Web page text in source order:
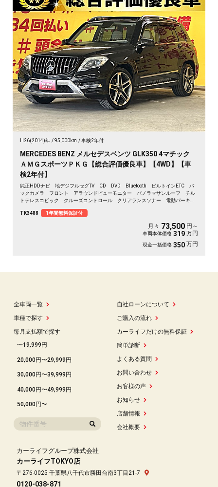
H26(2014)年 95,000km 車検2年付
MERCEDES BENZ メルセデスベンツ GLK350 4マチック
ＡＭＧスポーツＰＫＧ【総合評価優良車】【4WD】【車
検2年付】
純正HDDナビ 地デジフルセグTV CD DVD Bluetooth ビルトインETC バ
ックカメラ フロント アラウンドビューモニター パノラマサンルーフ チル
トテレスコピック クルーズコントロール クリアランスソナー 電動パーキン
ドルシフト リア電動サンシェード ステアリングアシスト レーンキープアシ
スト ウィンカー付き電動格納ミラー 純正エアサス ステアリングスイッチ
オートライト LEDヘッドライト オートエアコン デュアルエアコン 純正
TK3488 1年間無料保証付
月々 73,500 円～
車両本体価格 319 万円
現金一括価格 350 万円
全車両一覧
車種で探す
毎月支払額で探す
〜19,999円
20,000円〜29,999円
30,000円〜39,999円
40,000円〜49,999円
50,000円〜
自社ローンについて
ご購入の流れ
カーライフだけの無料保証
簡単診断
よくある質問
お問い合わせ
お客様の声
お知らせ
店舗情報
会社概要
カーライフグループ株式会社
カーライフTOKYO店
〒276-0025 千葉県八千代市勝田台南3丁目21-7
0120-038-871